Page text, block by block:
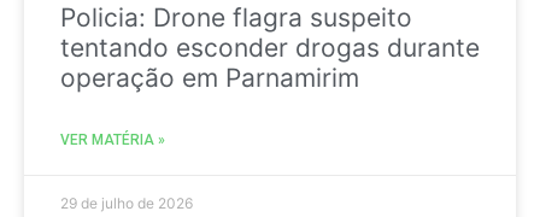
Policia: Drone flagra suspeito
tentando esconder drogas durante
operação em Parnamirim
VER MATÉRIA »
29 de julho de 2026